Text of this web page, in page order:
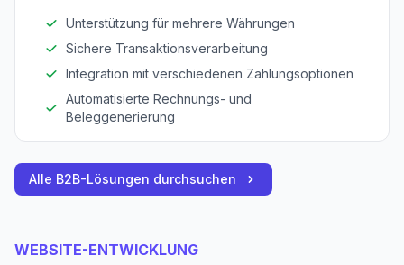
Unterstützung für mehrere Währungen
Sichere Transaktionsverarbeitung
Integration mit verschiedenen Zahlungsoptionen
Automatisierte Rechnungs- und
Beleggenerierung
Alle B2B-Lösungen durchsuchen
WEBSITE-ENTWICKLUNG